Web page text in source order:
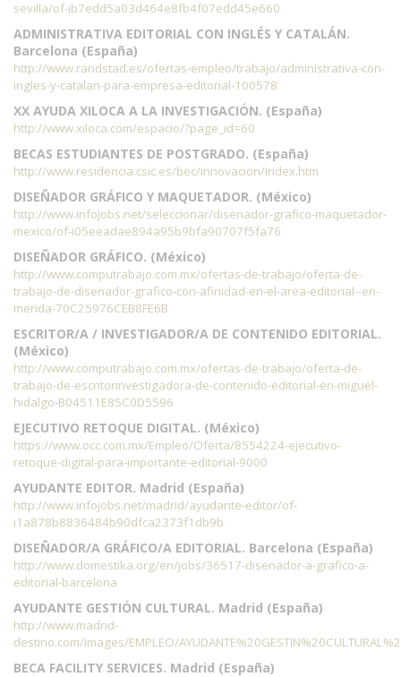
sevilla/of-ib7edd5a03d464e8fb4f07edd45e660
ADMINISTRATIVA EDITORIAL CON INGLÉS Y CATALÁN.
Barcelona (España)
http://www.randstad.es/ofertas-empleo/trabajo/administrativa-con-
ingles-y-catalan-para-empresa-editorial-100578
XX AYUDA XILOCA A LA INVESTIGACIÓN. (España)
http://www.xiloca.com/espacio/?page_id=60
BECAS ESTUDIANTES DE POSTGRADO. (España)
http://www.residencia.csic.es/bec/innovacion/index.htm
DISEÑADOR GRÁFICO Y MAQUETADOR. (México)
http://www.infojobs.net/seleccionar/disenador-grafico-maquetador-
mexico/of-i05eeadae894a95b9bfa90707f5fa76
DISEÑADOR GRÁFICO. (México)
http://www.computrabajo.com.mx/ofertas-de-trabajo/oferta-de-
trabajo-de-disenador-grafico-con-afinidad-en-el-area-editorial--en-
merida-70C25976CEB8FE6B
ESCRITOR/A / INVESTIGADOR/A DE CONTENIDO EDITORIAL.
(México)
http://www.computrabajo.com.mx/ofertas-de-trabajo/oferta-de-
trabajo-de-escritorinvestigadora-de-contenido-editorial-en-miguel-
hidalgo-B04511E85C0D5596
EJECUTIVO RETOQUE DIGITAL. (México)
https://www.occ.com.mx/Empleo/Oferta/8554224-ejecutivo-
retoque-digital-para-importante-editorial-9000
AYUDANTE EDITOR. Madrid (España)
http://www.infojobs.net/madrid/ayudante-editor/of-
i1a878b8836484b90dfca2373f1db9b
DISEÑADOR/A GRÁFICO/A EDITORIAL. Barcelona (España)
http://www.domestika.org/en/jobs/36517-disenador-a-grafico-a-
editorial-barcelona
AYUDANTE GESTIÓN CULTURAL. Madrid (España)
http://www.madrid-
destino.com/images/EMPLEO/
BECA FACILITY SERVICES. Madrid (España)